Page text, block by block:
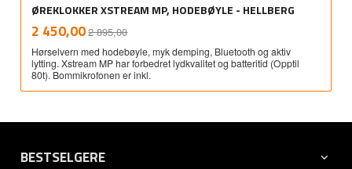
ØREKLOKKER XSTREAM MP, HODEBØYLE - HELLBERG
Tilbud
2 450,002 895,00mva.
Hørselvern med hodebøyle, myk demping, Bluetooth og aktiv
lytting. Xstream MP har forbedret lydkvalitet og batteritid (Opptil
80t). Bommikrofonen er inkl.
BESTSELGERE